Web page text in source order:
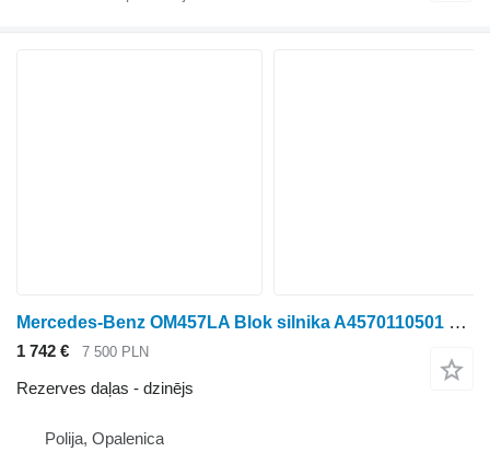
Mercedes-Benz OM457LA Blok silnika A4570110501 dzinējs
1 742 € 7 500 PLN
Rezerves daļas - dzinējs
Polija, Opalenica